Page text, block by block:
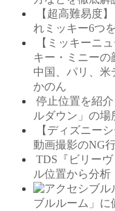
【超高難易度
れミッキー6つ
【ミッキーニ
キー・ミニーの
中国、パリ、米
かのん
停止位置を紹
ルダウン」の場
【ディズニー
動画撮影のNG
TDS『ビリー
ル位置から分析
ブルルーム」に